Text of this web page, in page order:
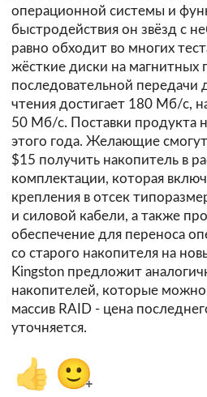
операционной системы и
быстродействия он звёзд с
равно обходит во многих
жёсткие диски на магнитных
последовательной передачи
чтения достигает 180 Мб/с,
50 Мб/с. Поставки продукта
этого года. Желающие
$15 получить накопитель в
комплектации, которая
крепления в отсек
и силовой кабели, а также
обеспечение для переноса
со старого накопителя на
Kingston предложит
накопителей, которые
массив RAID - цена
уточняется.
👍 🙂+